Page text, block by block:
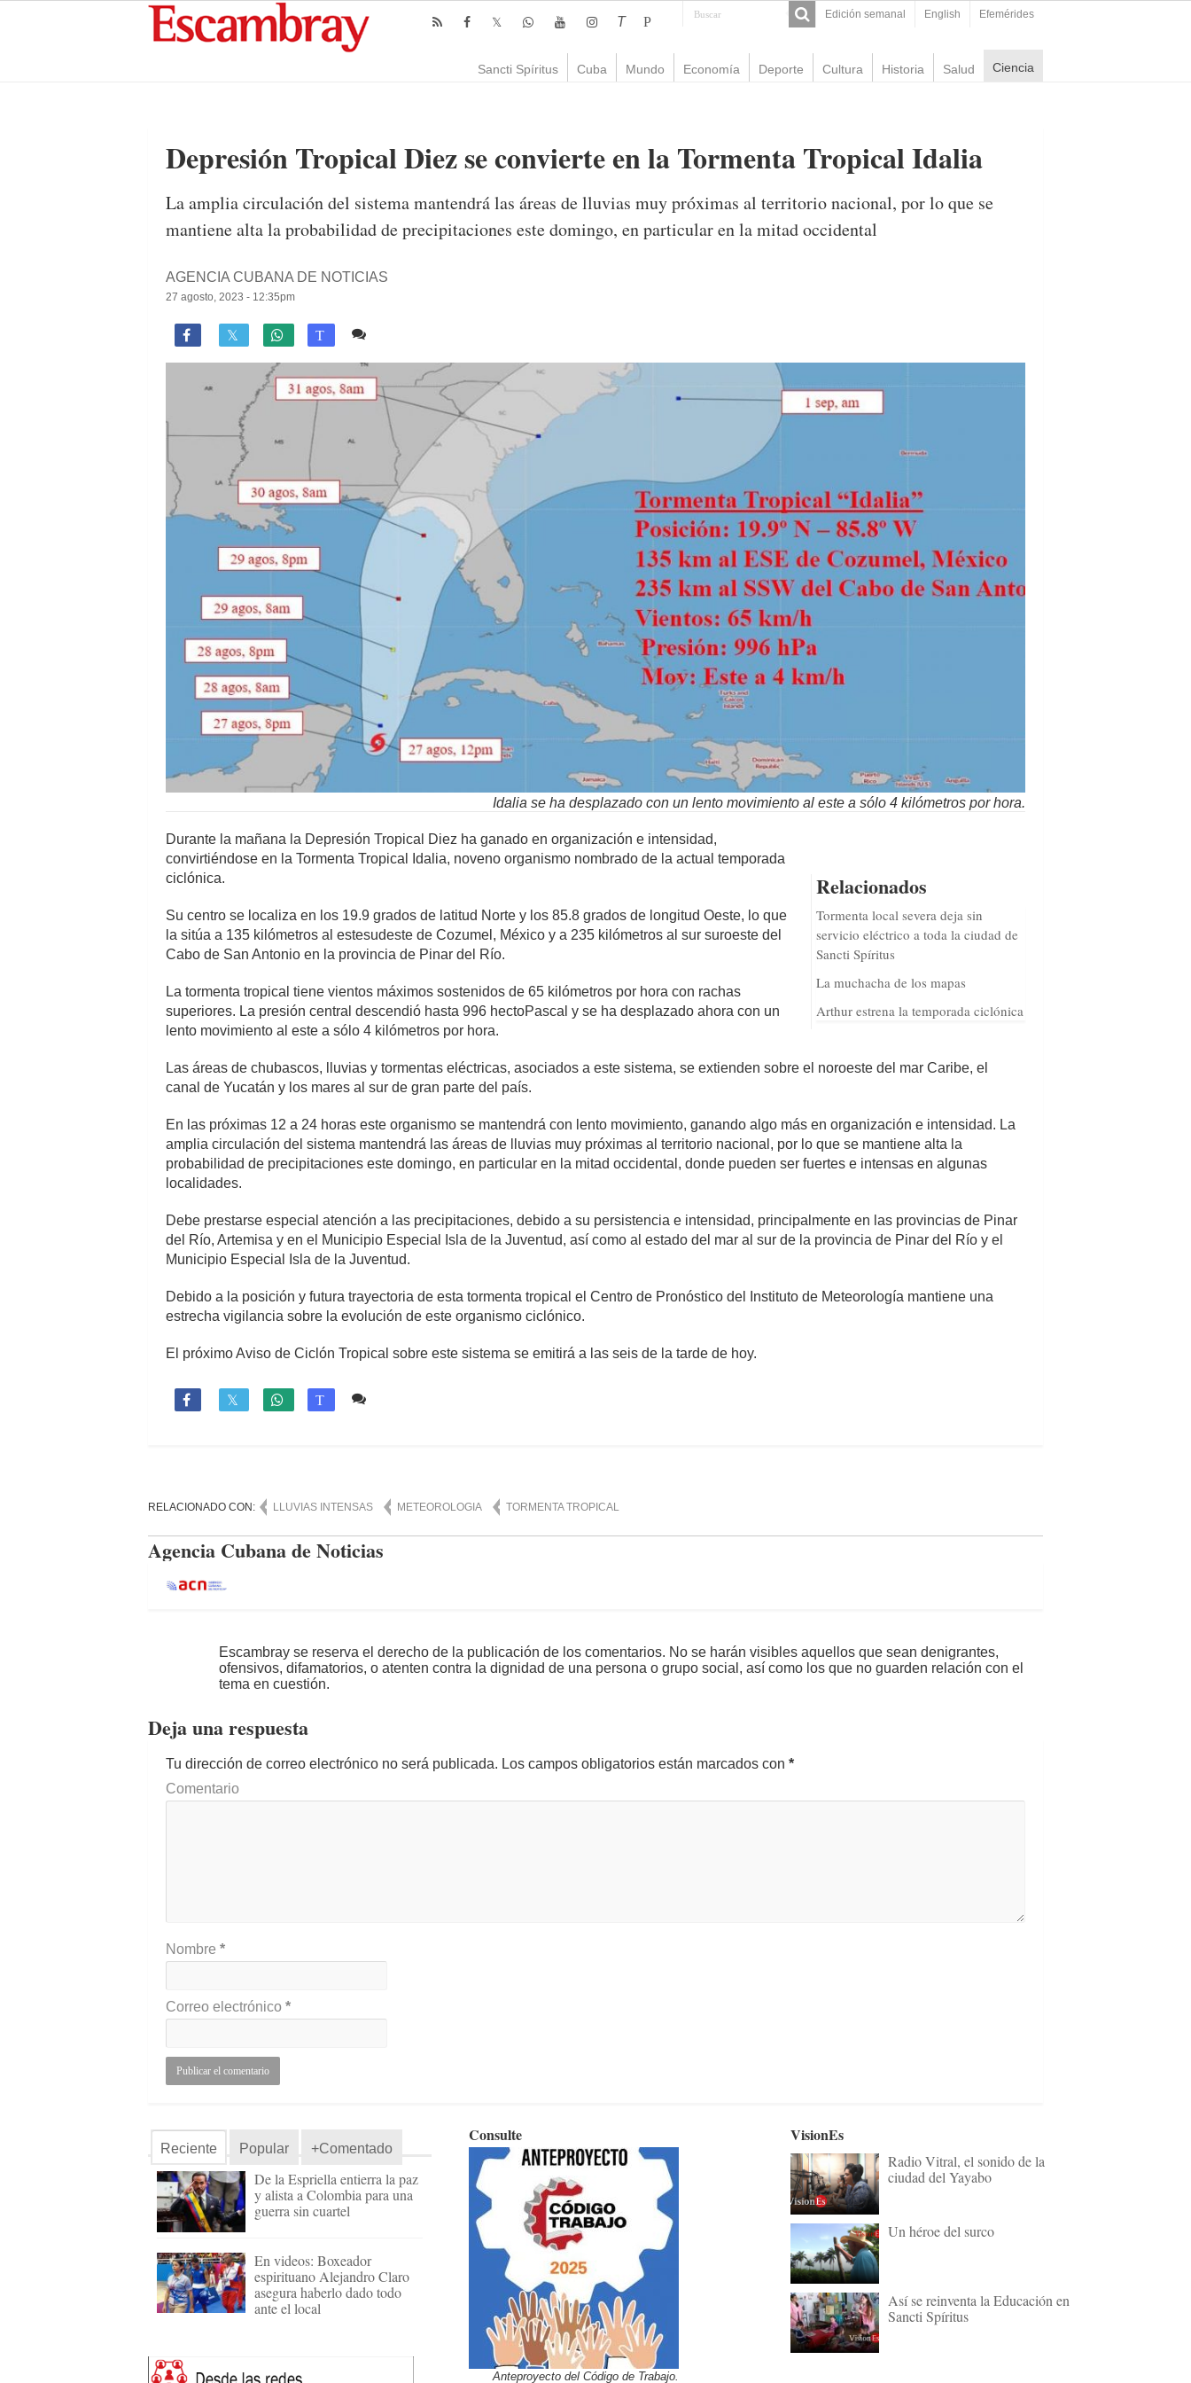
Edición semanal English Efemérides
T P
Sancti Spíritus Cuba Mundo Economía Deporte Cultura Historia Salud Ciencia
Depresión Tropical Diez se convierte en la Tormenta Tropical Idalia
La amplia circulación del sistema mantendrá las áreas de lluvias muy próximas al territorio nacional, por lo que se
mantiene alta la probabilidad de precipitaciones este domingo, en particular en la mitad occidental
AGENCIA CUBANA DE NOTICIAS
27 agosto, 2023 - 12:35pm
 T
Idalia se ha desplazado con un lento movimiento al este a sólo 4 kilómetros por hora.
Relacionados
Tormenta local severa deja sin
servicio eléctrico a toda la ciudad de
Sancti Spíritus
La muchacha de los mapas
Arthur estrena la temporada ciclónica
Durante la mañana la Depresión Tropical Diez ha ganado en organización e intensidad,
convirtiéndose en la Tormenta Tropical Idalia, noveno organismo nombrado de la actual temporada
ciclónica.
Su centro se localiza en los 19.9 grados de latitud Norte y los 85.8 grados de longitud Oeste, lo que
la sitúa a 135 kilómetros al estesudeste de Cozumel, México y a 235 kilómetros al sur suroeste del
Cabo de San Antonio en la provincia de Pinar del Río.
La tormenta tropical tiene vientos máximos sostenidos de 65 kilómetros por hora con rachas
superiores. La presión central descendió hasta 996 hectoPascal y se ha desplazado ahora con un
lento movimiento al este a sólo 4 kilómetros por hora.
Las áreas de chubascos, lluvias y tormentas eléctricas, asociados a este sistema, se extienden sobre el noroeste del mar Caribe, el
canal de Yucatán y los mares al sur de gran parte del país.
En las próximas 12 a 24 horas este organismo se mantendrá con lento movimiento, ganando algo más en organización e intensidad. La
amplia circulación del sistema mantendrá las áreas de lluvias muy próximas al territorio nacional, por lo que se mantiene alta la
probabilidad de precipitaciones este domingo, en particular en la mitad occidental, donde pueden ser fuertes e intensas en algunas
localidades.
Debe prestarse especial atención a las precipitaciones, debido a su persistencia e intensidad, principalmente en las provincias de Pinar
del Río, Artemisa y en el Municipio Especial Isla de la Juventud, así como al estado del mar al sur de la provincia de Pinar del Río y el
Municipio Especial Isla de la Juventud.
Debido a la posición y futura trayectoria de esta tormenta tropical el Centro de Pronóstico del Instituto de Meteorología mantiene una
estrecha vigilancia sobre la evolución de este organismo ciclónico.
El próximo Aviso de Ciclón Tropical sobre este sistema se emitirá a las seis de la tarde de hoy.
 T
RELACIONADO CON: LLUVIAS INTENSAS METEOROLOGIA TORMENTA TROPICAL
Agencia Cubana de Noticias
Escambray se reserva el derecho de la publicación de los comentarios. No se harán visibles aquellos que sean denigrantes,
ofensivos, difamatorios, o atenten contra la dignidad de una persona o grupo social, así como los que no guarden relación con el
tema en cuestión.
Deja una respuesta
Tu dirección de correo electrónico no será publicada. Los campos obligatorios están marcados con *
Comentario
Nombre *
Correo electrónico *
Reciente Popular +Comentado
De la Espriella entierra la paz
y alista a Colombia para una
guerra sin cuartel
En videos: Boxeador
espirituano Alejandro Claro
asegura haberlo dado todo
ante el local
Consulte
Anteproyecto del Código de Trabajo.
VisionEs
Radio Vitral, el sonido de la
ciudad del Yayabo
Un héroe del surco
Así se reinventa la Educación en
Sancti Spíritus